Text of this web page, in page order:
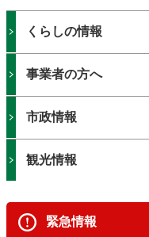
くらしの情報
事業者の方へ
市政情報
観光情報
緊急情報